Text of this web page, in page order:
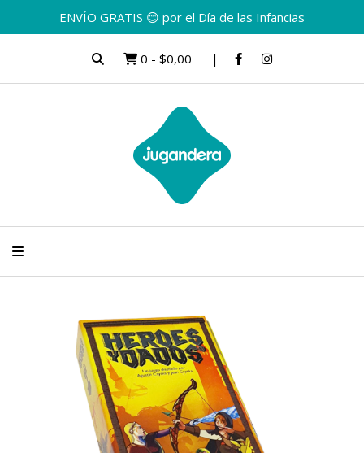
ENVÍO GRATIS 😊 por el Día de las Infancias
0 - $0,00